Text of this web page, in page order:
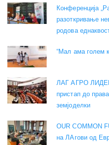
Конференција
разоткривање
родова
“Мал ама голем
ЛАГ АГРО ЛИДЕР
пристап до
земјоделки
OUR COMMON
на ЛАгови од